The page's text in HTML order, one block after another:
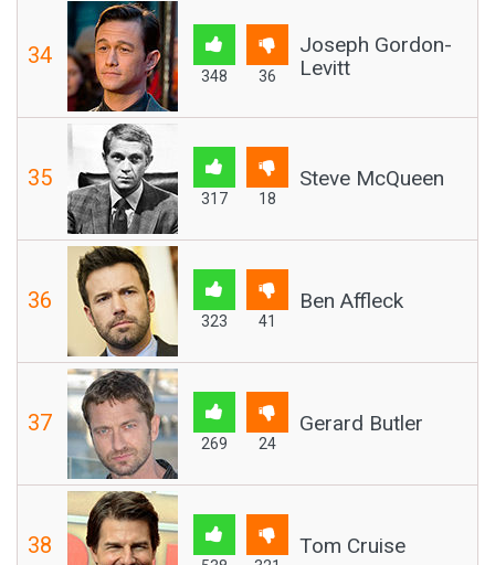
34
348 36
Joseph Gordon-
Levitt
35
317 18
Steve McQueen
36
323 41
Ben Affleck
37
269 24
Gerard Butler
38 Tom Cruise